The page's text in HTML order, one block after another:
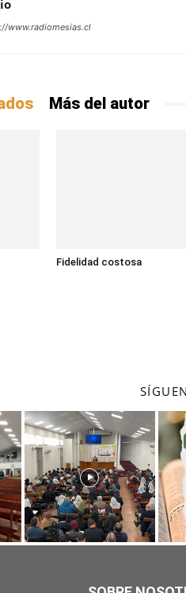
www.radiomesias.cl
Más del autor
Fidelidad costosa